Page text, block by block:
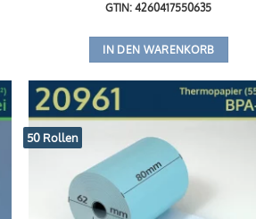
GTIN: 4260417550635
IN DEN WARENKORB
50 Rollen